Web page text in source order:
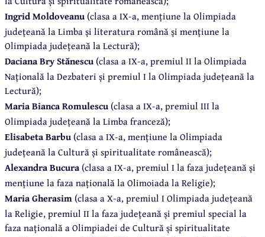
Ingrid Moldoveanu (clasa a IX-a, mențiune la Olimpiada
județeană la Limba și literatura română și mențiune la
Olimpiada județeană la Lectură);
Daciana Bry Stănescu (clasa a IX-a, premiul II la Olimpiada
Națională la Dezbateri și premiul I la Olimpiada județeană la
Lectură);
Maria Bianca Romulescu (clasa a IX-a, premiul III la
Olimpiada județeană la Limba franceză);
Elisabeta Barbu (clasa a IX-a, mențiune la Olimpiada
județeană la Cultură și spiritualitate românească);
Alexandra Bucura (clasa a IX-a, premiul I la faza județeană și
mențiune la faza națională la Olimoiada la Religie);
Maria Gherasim (clasa a X-a, premiul I Olimpiada județeană
la Religie, premiul II la faza județeană și premiul special la
faza națională a Olimpiadei de Cultură și spiritualitate